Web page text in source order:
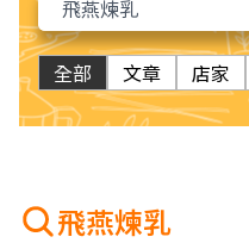
全部 文章 店家
飛燕煉乳